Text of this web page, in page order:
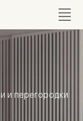
и перегородки